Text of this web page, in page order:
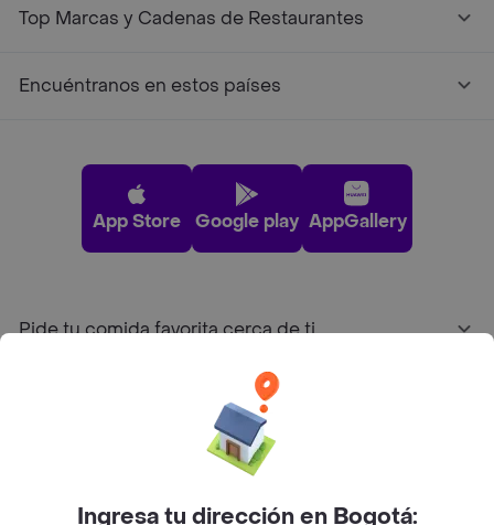
Top Marcas y Cadenas de Restaurantes
Encuéntranos en estos países
App Store Google play AppGallery
Pide tu comida favorita cerca de ti
Ingresa tu dirección en Bogotá: